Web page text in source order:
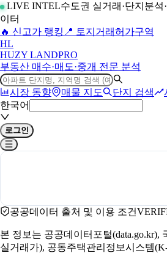
LIVE INTEL수도권 실거래·단지분석
이터
🔥 신고가 랭킹 📍 토지거래허가구역
HL
HUZY LANDPRO
부동산 매수·매도·중개 전문 분석
시장 동향 매물 지도 단지 검색
한국어
로그인
공공데이터 출처 및 이용 조건
본 정보는 공공데이터포털(data.go.kr),
실거래가), 공동주택관리정보시스템